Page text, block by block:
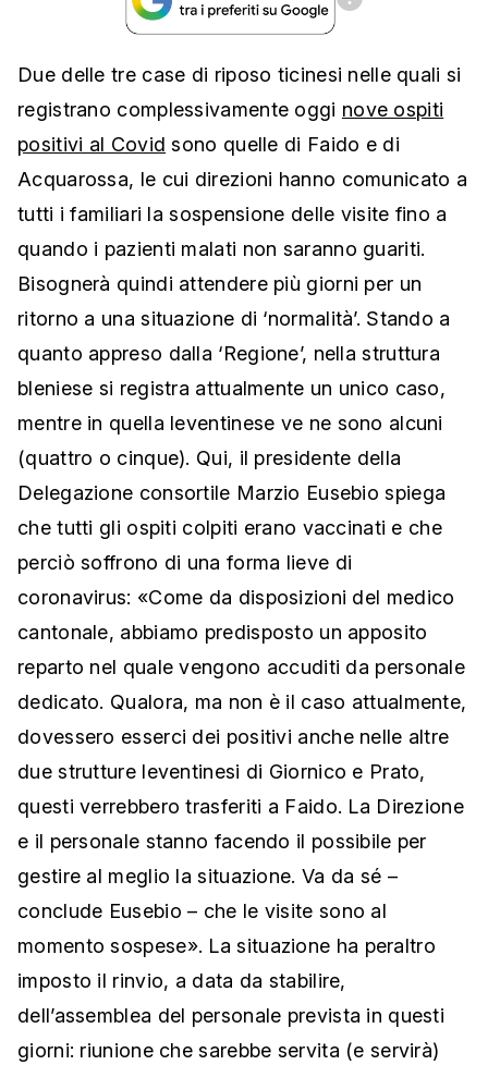
Due delle tre case di riposo ticinesi nelle quali si
registrano complessivamente oggi nove ospiti
positivi al Covid sono quelle di Faido e di
Acquarossa, le cui direzioni hanno comunicato a
tutti i familiari la sospensione delle visite fino a
quando i pazienti malati non saranno guariti.
Bisognerà quindi attendere più giorni per un
ritorno a una situazione di ‘normalità’. Stando a
quanto appreso dalla ‘Regione’, nella struttura
bleniese si registra attualmente un unico caso,
mentre in quella leventinese ve ne sono alcuni
(quattro o cinque). Qui, il presidente della
Delegazione consortile Marzio Eusebio spiega
che tutti gli ospiti colpiti erano vaccinati e che
perciò soffrono di una forma lieve di
coronavirus: «Come da disposizioni del medico
cantonale, abbiamo predisposto un apposito
reparto nel quale vengono accuditi da personale
dedicato. Qualora, ma non è il caso attualmente,
dovessero esserci dei positivi anche nelle altre
due strutture leventinesi di Giornico e Prato,
questi verrebbero trasferiti a Faido. La Direzione
e il personale stanno facendo il possibile per
gestire al meglio la situazione. Va da sé –
conclude Eusebio – che le visite sono al
momento sospese». La situazione ha peraltro
imposto il rinvio, a data da stabilire,
dell’assemblea del personale prevista in questi
giorni: riunione che sarebbe servita (e servirà)